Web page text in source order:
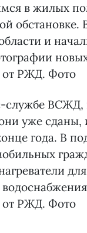
в жилых
и
службе ВСЖД,
уже
года. В